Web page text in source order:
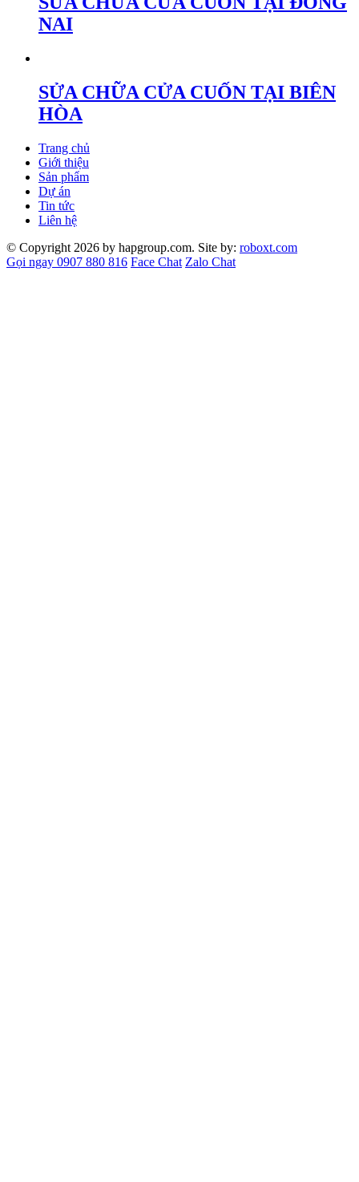
NAI
SỬA CHỮA CỬA CUỐN TẠI BIÊN
HÒA
Trang chủ
Giới thiệu
Sản phẩm
Dự án
Tin tức
Liên hệ
© Copyright 2026 by hapgroup.com. Site by: roboxt.com
Gọi ngay 0907 880 816 Face Chat Zalo Chat